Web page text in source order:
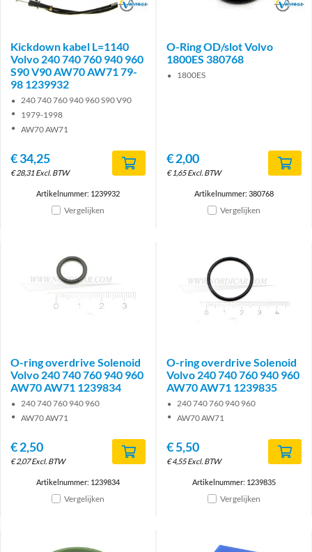
Kickdown kabel L=1140
Volvo 240 740 760 940 960
S90 V90 AW70 AW71 79-
98 1239932
240 740 760 940 960 S90 V90
1979-1998
AW70 AW71
€34,25
€28,31 Excl. BTW
Artikelnummer: 1239932
Vergelijken
O-Ring OD/slot Volvo
1800ES 380768
1800ES
€2,00
€1,65 Excl. BTW
Artikelnummer: 380768
Vergelijken
O-ring overdrive Solenoid
Volvo 240 740 760 940 960
AW70 AW71 1239834
240 740 760 940 960
AW70 AW71
€2,50
€2,07 Excl. BTW
Artikelnummer: 1239834
Vergelijken
O-ring overdrive Solenoid
Volvo 240 740 760 940 960
AW70 AW71 1239835
240 740 760 940 960
AW70 AW71
€5,50
€4,55 Excl. BTW
Artikelnummer: 1239835
Vergelijken